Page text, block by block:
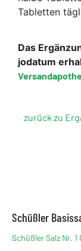
Tabletten
Das
jodatum
zurück zu
Schüßler
Schüßler Salz Nr.